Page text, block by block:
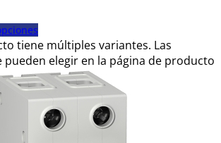
tiene múltiples variantes. Las
pueden elegir en la página de producto